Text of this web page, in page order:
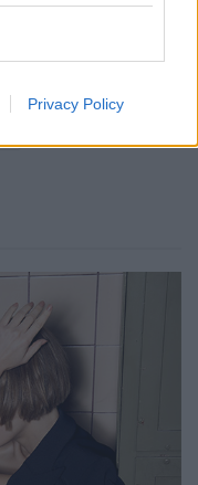
Privacy Policy
Polestar